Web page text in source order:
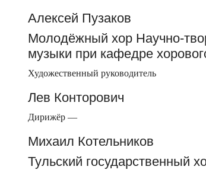
Алексей Пузаков
Молодёжный хор Научно-
музыки при кафедре
Художественный руководитель
Лев Конторович
Дирижёр —
Михаил Котельников
Тульский государственный